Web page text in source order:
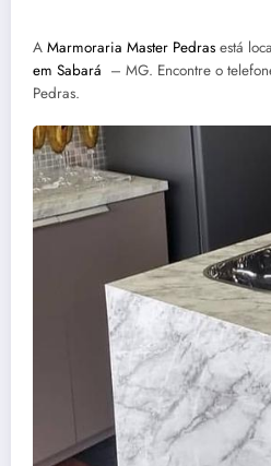
A Marmoraria Master Pedras está
em Sabará – MG. Encontre o
Pedras.